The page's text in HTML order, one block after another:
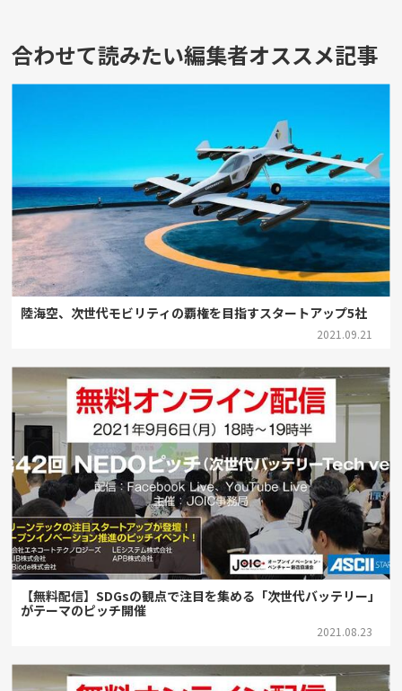
合わせて読みたい編集者オススメ記事
陸海空、次世代モビリティの覇権を目指すスタートアップ5社
2021.09.21
【無料配信】SDGsの観点で注目を集める「次世代バッテリー」
がテーマのピッチ開催
2021.08.23